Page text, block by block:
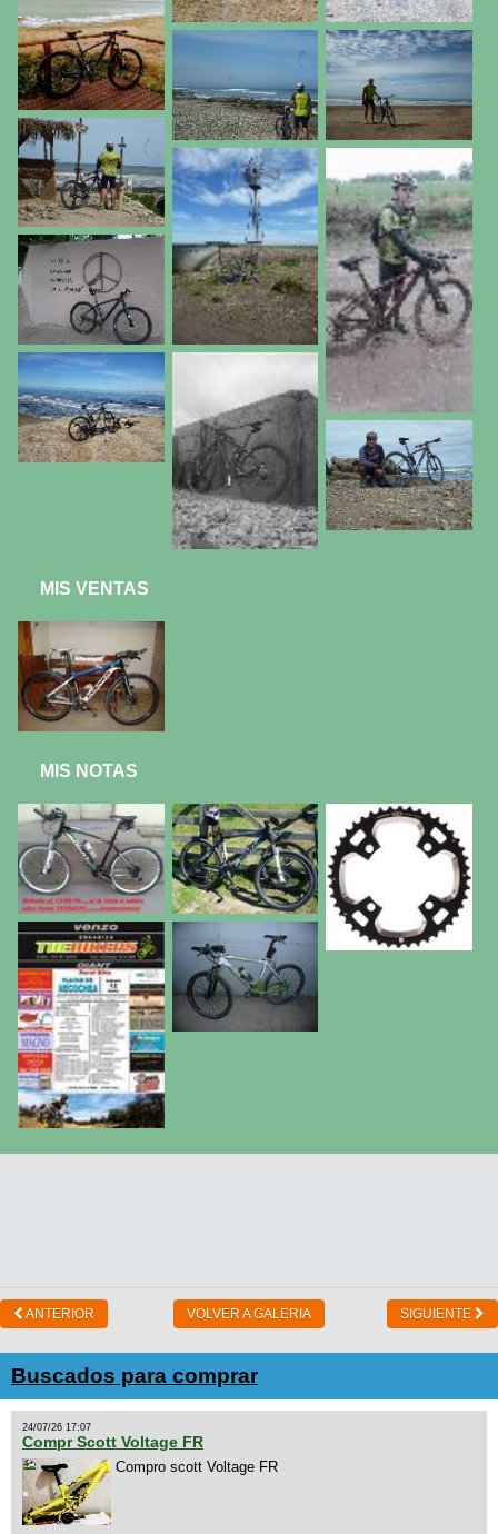
MIS VENTAS
MIS NOTAS
ANTERIOR VOLVER A GALERIA SIGUIENTE
Buscados para comprar
24/07/26 17:07
Compr Scott Voltage FR
Compro scott Voltage FR